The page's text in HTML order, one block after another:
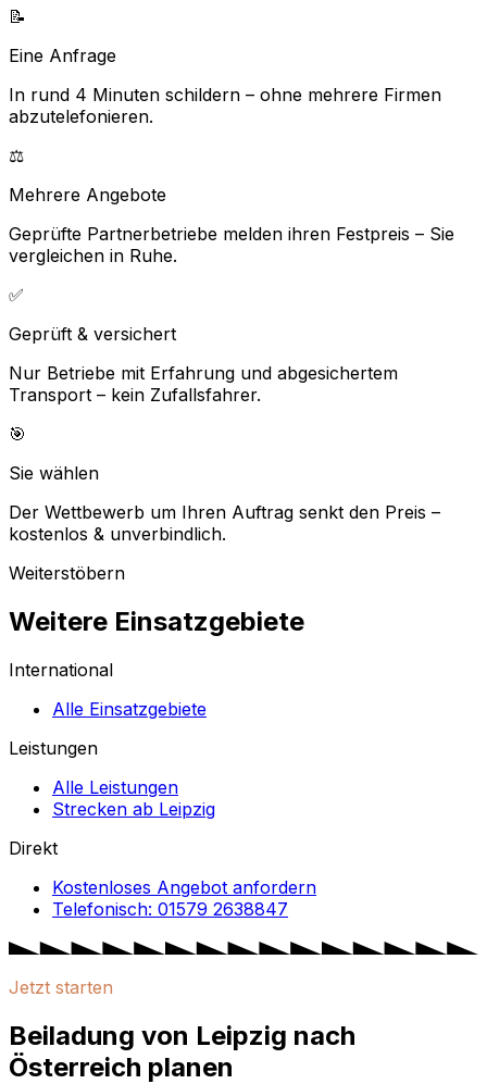
📝
Eine Anfrage
In rund 4 Minuten schildern – ohne mehrere Firmen
abzutelefonieren.
⚖️
Mehrere Angebote
Geprüfte Partnerbetriebe melden ihren Festpreis – Sie
vergleichen in Ruhe.
✅
Geprüft & versichert
Nur Betriebe mit Erfahrung und abgesichertem
Transport – kein Zufallsfahrer.
🎯
Sie wählen
Der Wettbewerb um Ihren Auftrag senkt den Preis –
kostenlos & unverbindlich.
Weiterstöbern
Weitere Einsatzgebiete
International
Alle Einsatzgebiete
Leistungen
Alle Leistungen
Strecken ab Leipzig
Direkt
Kostenloses Angebot anfordern
Telefonisch: 01579 2638847
Jetzt starten
Beiladung von Leipzig nach
Österreich planen